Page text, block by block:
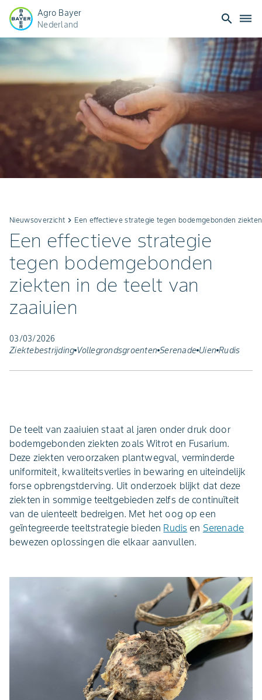
Agro Bayer
Nederland
search dehaze
Nieuwsoverzicht keyboard_arrow_right Een effectieve strategie tegen bodemgebonden
Een effectieve strategie
tegen bodemgebonden
ziekten in de teelt van
zaaiuien
03/03/2026
Ziektebestrijding Vollegrondsgroenten Serenade Uien Rudis
De teelt van zaaiuien staat al jaren onder druk door
bodemgebonden ziekten zoals Witrot en Fusarium.
Deze ziekten veroorzaken plantwegval, verminderde
uniformiteit, kwaliteitsverlies in bewaring en uiteindelijk
forse opbrengstderving. Uit onderzoek blijkt dat deze
ziekten in sommige teeltgebieden zelfs de continuïteit
van de uienteelt bedreigen. Met het oog op een
geïntegreerde teeltstrategie bieden Rudis en Serenade
bewezen oplossingen die elkaar aanvullen.